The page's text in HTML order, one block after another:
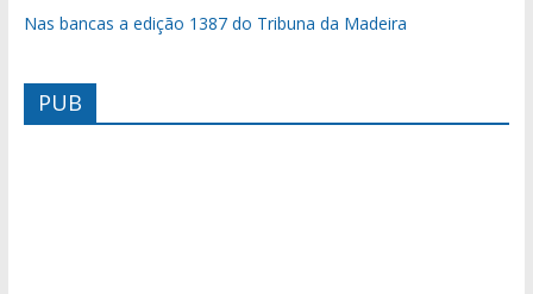
Nas bancas a edição 1387 do Tribuna da Madeira
PUB